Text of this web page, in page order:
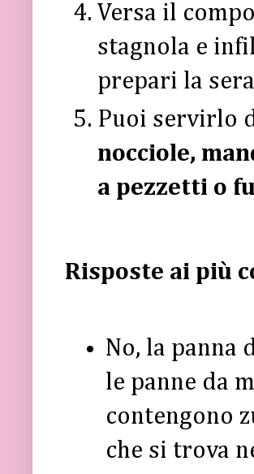
Versa il
stagnola e
prepari la
Puoi servirlo
nocciole,
a pezzetti o
Risposte ai più
No, la panna
le panne da
contengono
che si trova